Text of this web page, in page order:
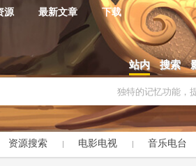
源 最新文章 下载
站内 搜索
资源搜索 电影电视 音乐电台